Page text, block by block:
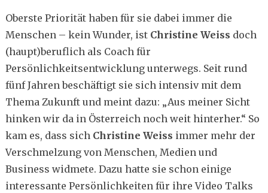
Oberste Priorität haben für sie dabei immer die
Menschen – kein Wunder, ist Christine Weiss doch
(haupt)beruflich als Coach für
Persönlichkeitsentwicklung unterwegs. Seit rund
fünf Jahren beschäftigt sie sich intensiv mit dem
Thema Zukunft und meint dazu: „Aus meiner Sicht
hinken wir da in Österreich noch weit hinterher.“ So
kam es, dass sich Christine Weiss immer mehr der
Verschmelzung von Menschen, Medien und
Business widmete. Dazu hatte sie schon einige
interessante Persönlichkeiten für ihre Video Talks